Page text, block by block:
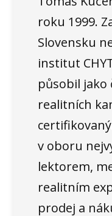
roku 1999.
Slovensku
institut
působil jako
realitních
v oboru
lektorem,
realitním
prodej a